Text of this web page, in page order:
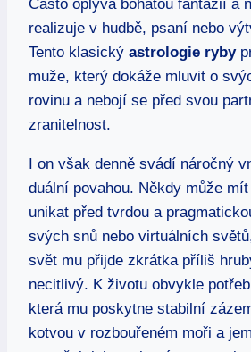
Často oplývá bohatou fantazií a
realizuje v hudbě, psaní nebo
Tento klasický astrologie ryby
muže, který dokáže mluvit o
rovinu a nebojí se před svou
zranitelnost.
I on však denně svádí náročný
duální povahou. Někdy může
unikat před tvrdou a
svých snů nebo virtuálních
svět mu přijde zkrátka příliš
necitlivý. K životu obvykle
která mu poskytne stabilní
kotvou v rozbouřeném moři a